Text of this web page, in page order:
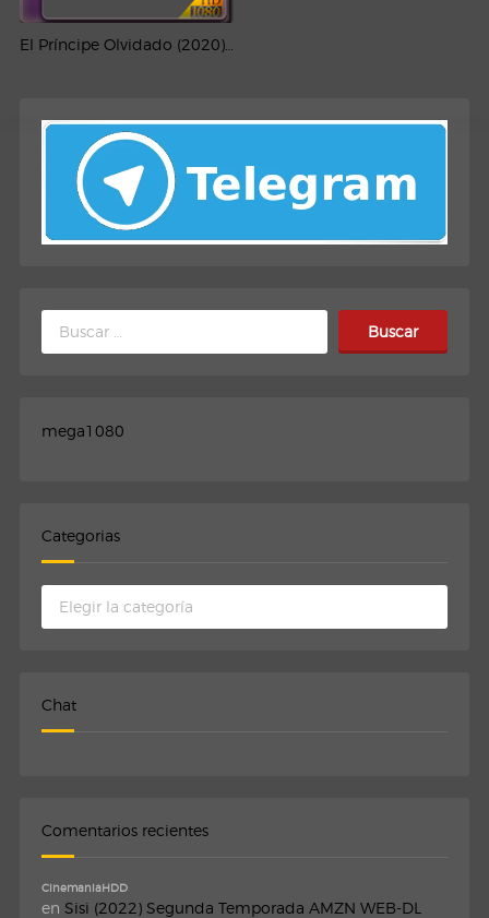
Buscar:
mega1080
Categorias
Categorias
Chat
Comentarios recientes
CinemaniaHDD
en Sisi (2022) Segunda Temporada AMZN WEB-DL